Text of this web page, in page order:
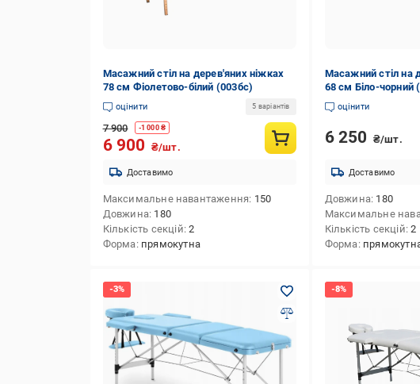
Масажний стіл на дерев'яних ніжках
78 см Фіолетово-білий (003бс)
оцінити 5 варіантів
7 900 -1 000₴
6 900 ₴/шт.
Доставимо
Максимальне навантаження 150
Довжина 180
Кількість секцій 2
Форма прямокутна
Масажний стіл на
68 см Біло-чорний
оцінити
6 250 ₴/шт.
Доставимо
Довжина 180
Максимальне
Кількість секцій 2
Форма